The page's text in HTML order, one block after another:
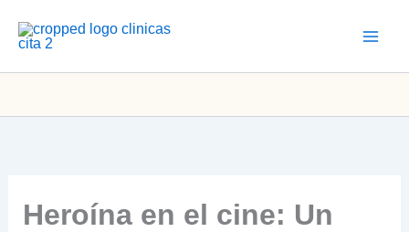
Heroína en el cine: Un